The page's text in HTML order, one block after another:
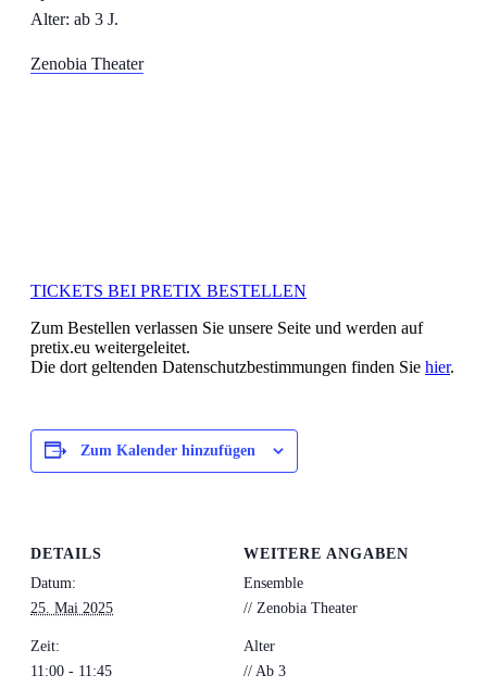
Alter: ab 3 J.
Zenobia Theater
TICKETS BEI PRETIX BESTELLEN
Zum Bestellen verlassen Sie unsere Seite und werden auf
pretix.eu weitergeleitet.
Die dort geltenden Datenschutzbestimmungen finden Sie hier.
Zum Kalender hinzufügen
DETAILS
Datum:
25. Mai 2025
Zeit:
11:00 - 11:45
WEITERE ANGABEN
Ensemble
// Zenobia Theater
Alter
// Ab 3